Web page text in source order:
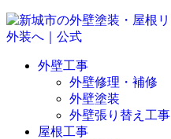
外壁工事
外壁修理・補修
外壁塗装
外壁張り替え工事
屋根工事